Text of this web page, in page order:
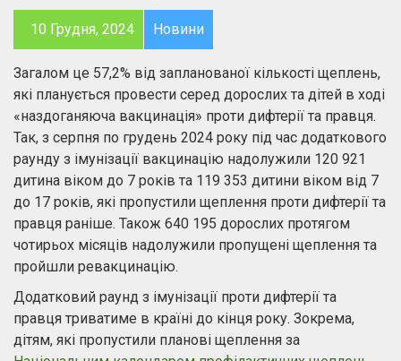
10 Грудня, 2024 Новини
Загалом це 57,2% від запланованої кількості щеплень,
які планується провести серед дорослих та дітей в ході
«наздоганяюча вакцинація» проти дифтерії та правця.
Так, з серпня по грудень 2024 року під час додаткового
раунду з імунізації вакцинацію надолужили 120 921
дитина віком до 7 років та 119 353 дитини віком від 7
до 17 років, які пропустили щеплення проти дифтерії та
правця раніше. Також 640 195 дорослих протягом
чотирьох місяців надолужили пропущені щеплення та
пройшли ревакцинацію.
Додатковий раунд з імунізації проти дифтерії та
правця триватиме в країні до кінця року. Зокрема,
дітям, які пропустили планові щеплення за